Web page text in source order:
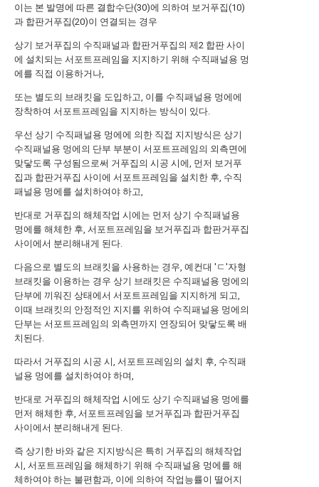
이는 본 발명에 따른 결합수단(30)에 의하여 보거푸집(10)
과 합판거푸집(20)이 연결되는 경우
상기 보거푸집의 수직패널과 합판거푸집의 제2 합판 사이
에 설치되는 서포트프레임을 지지하기 위해 수직패널용 멍
에를 직접 이용하거나,
또는 별도의 브래킷을 도입하고, 이를 수직패널용 멍에에
장착하여 서포트프레임을 지지하는 방식이 있다.
우선 상기 수직패널용 멍에에 의한 직접 지지방식은 상기
수직패널용 멍에의 단부 부분이 서포트프레임의 외측면에
맞닿도록 구성됨으로써 거푸집의 시공 시에, 먼저 보거푸
집과 합판거푸집 사이에 서포트프레임을 설치한 후, 수직
패널용 멍에를 설치하여야 하고,
반대로 거푸집의 해체작업 시에는 먼저 상기 수직패널용
멍에를 해체한 후, 서포트프레임을 보거푸집과 합판거푸집
사이에서 분리해내게 된다.
다음으로 별도의 브래킷을 사용하는 경우, 예컨대 'ㄷ'자형
브래킷을 이용하는 경우 상기 브래킷은 수직패널용 멍에의
단부에 끼워진 상태에서 서포트프레임을 지지하게 되고,
이때 브래킷의 안정적인 지지를 위하여 수직패널용 멍에의
단부는 서포트프레임의 외측면까지 연장되어 맞닿도록 배
치된다.
따라서 거푸집의 시공 시, 서포트프레임의 설치 후, 수직패
널용 멍에를 설치하여야 하며,
반대로 거푸집의 해체작업 시에도 상기 수직패널용 멍에를
먼저 해체한 후, 서포트프레임을 보거푸집과 합판거푸집
사이에서 분리해내게 된다.
즉 상기한 바와 같은 지지방식은 특히 거푸집의 해체작업
시, 서포트프레임을 해체하기 위해 수직패널용 멍에를 해
체하여야 하는 불편함과, 이에 의하여 작업능률이 떨어지